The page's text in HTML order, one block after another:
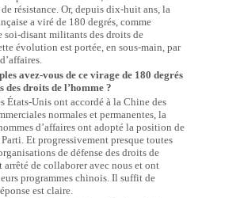
résistance. Or, depuis dix-huit ans, la
a viré de 180 degrés, comme
soi-disant militants des droits de
évolution est portée, en sous-main, par
avez-vous de ce virage de 180 degrés
des droits de l’homme ?
États-Unis ont accordé à la Chine des
normales et permanentes, la
d’affaires ont adopté la position de
Et progressivement presque toutes
de défense des droits de
arrêté de collaborer avec nous et ont
programmes chinois. Il suffit de
est claire.